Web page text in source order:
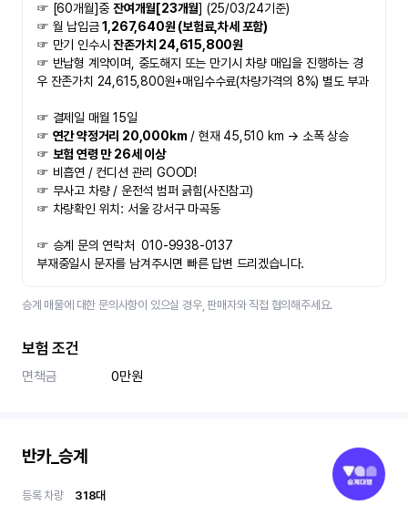
☞ [60개월]중 잔여개월[23개월] (25/03/24기준)
☞ 월 납입금 1,267,640원 (보험료,차세 포함)
☞ 만기 인수시 잔존가치 24,615,800원
☞ 반납형 계약이며, 중도해지 또는 만기시 차량 매입을 진행하는 경
우 잔존가치 24,615,800원+매입수수료(차량가격의 8%) 별도 부과
☞ 결제일 매월 15일
☞ 연간 약정거리 20,000km / 현재 45,510 km → 소폭 상승
☞ 보험 연령 만 26세 이상
☞ 비흡연 / 컨디션 관리 GOOD!
☞ 무사고 차량 / 운전석 범퍼 긁힘(사진참고)
☞ 차량확인 위치: 서울 강서구 마곡동
☞ 승계 문의 연락처  010-9938-0137
부재중일시 문자를 남겨주시면 빠른 답변 드리겠습니다.
승계 매물에 대한 문의사항이 있으실 경우, 판매자와 직접 협의해주세요.
보험 조건
면책금 0만원
반카_승계
등록 차량 318대